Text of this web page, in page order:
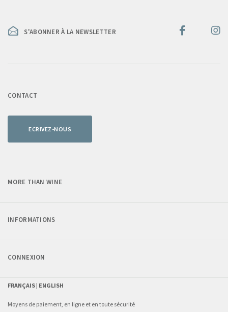
S'ABONNER À LA NEWSLETTER
CONTACT
ECRIVEZ-NOUS
MORE THAN WINE
INFORMATIONS
CONNEXION
FRANÇAIS | ENGLISH
Moyens de paiement, en ligne et en toute sécurité